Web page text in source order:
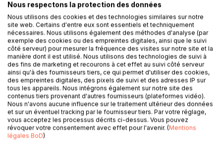
DESCRIPTION
En 1940, l'armée allemande approchant de l'embouchure
de la Somme, Paul, peintre en bâtiment de 20 ans,
emmène famille et fiancée vers la Bretagne. Incorporé pas
voie d'affiche, il est capturé par l'envahisseur entre la
signature de l'armistice et sa prise d'effet.
Ce livre, abondamment illustré par des dessins et lavis de
l'auteur, raconte les 5 ans de sa jeunesse passées en
Prusse Orientale.
Son don pour la peinture et le dessin, son opiniâtreté et son
honnêteté font que ces années ne sont pas entièrement
perdues. Il en revient avec une bonne connaissance des
Nous respectons la protection des données
Nous utilisons des cookies et des technologies similaires sur notre
site web. Certains d'entre eux sont essentiels et techniquement
nécessaires. Nous utilisons également des méthodes d'analyse (par
exemple des cookies ou des empreintes digitales, ainsi que le suivi
côté serveur) pour mesurer la fréquence des visites sur notre site et la
manière dont il est utilisé. Nous utilisons des technologies de suivi à
des fins de marketing et recourons à cet effet au suivi côté serveur
ainsi qu'à des fournisseurs tiers, ce qui permet d'utiliser des cookies,
des empreintes digitales, des pixels de suivi et des adresses IP sur
tous les appareils. Nous intégrons également sur notre site des
contenus tiers provenant d'autres fournisseurs (plateformes vidéo).
Nous n'avons aucune influence sur le traitement ultérieur des données
et sur un éventuel tracking par le fournisseur tiers. Par votre réglage,
vous acceptez les processus décrits ci-dessus. Vous pouvez
révoquer votre consentement avec effet pour l'avenir. (Mentions
légales BoD)